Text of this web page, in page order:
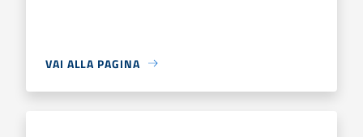
VAI ALLA PAGINA